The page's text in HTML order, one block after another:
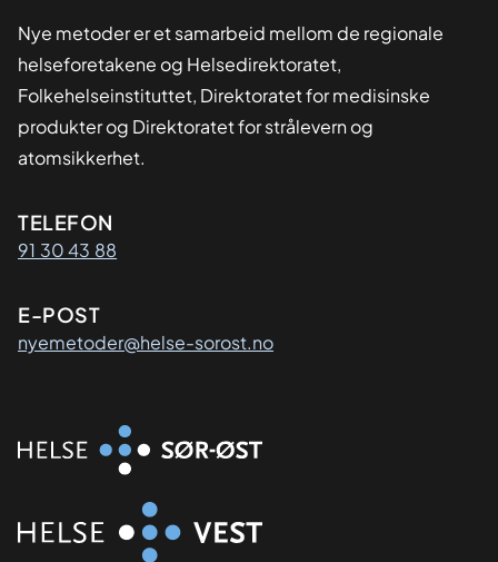
Nye metoder er et samarbeid mellom de regionale
helseforetakene og Helsedirektoratet,
Folkehelseinstituttet, Direktoratet for medisinske
produkter og Direktoratet for strålevern og
atomsikkerhet.
Kontaktinformasjon
TELEFON
91 30 43 88
E-POST
nyemetoder@helse-sorost.no
Organisasjon